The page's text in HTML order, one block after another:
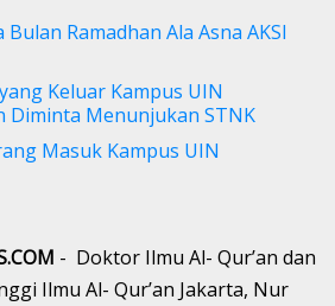
Ramadhan Ala Asna AKSI
Keluar Kampus UIN
Diminta Menunjukan STNK
Masuk Kampus UIN
- Doktor Ilmu Al- Qur’an dan
Ilmu Al- Qur’an Jakarta, Nur